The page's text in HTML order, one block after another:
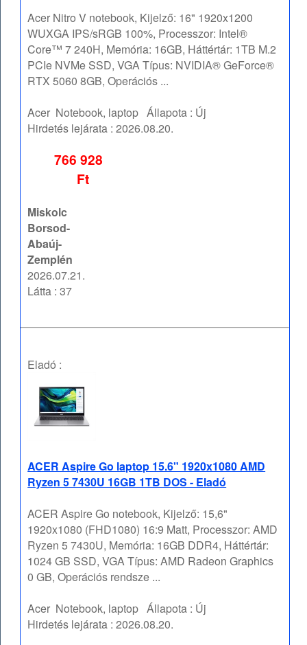
Acer Nitro V notebook, Kijelző: 16" 1920x1200
WUXGA IPS/sRGB 100%, Processzor: Intel®
Core™ 7 240H, Memória: 16GB, Háttértár: 1TB M.2
PCIe NVMe SSD, VGA Típus: NVIDIA® GeForce®
RTX 5060 8GB, Operációs ...
Acer Notebook, laptop Állapota : Új
Hirdetés lejárata :2026.08.20.
766 928
Ft
Miskolc
Borsod-
Abaúj-
Zemplén
2026.07.21.
Látta : 37
Eladó :
ACER Aspire Go laptop 15.6" 1920x1080 AMD
Ryzen 5 7430U 16GB 1TB DOS - Eladó
ACER Aspire Go notebook, Kijelző: 15,6"
1920x1080 (FHD1080) 16:9 Matt, Processzor: AMD
Ryzen 5 7430U, Memória: 16GB DDR4, Háttértár:
1024 GB SSD, VGA Típus: AMD Radeon Graphics
0 GB, Operációs rendsze ...
Acer Notebook, laptop Állapota : Új
Hirdetés lejárata :2026.08.20.